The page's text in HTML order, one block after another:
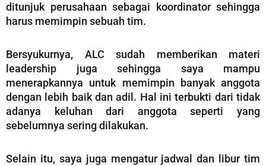
ditunjuk perusahaan sebagai koordinator sehingga
harus memimpin sebuah tim.
Bersyukurnya, ALC sudah memberikan materi
leadership juga sehingga saya mampu
menerapkannya untuk memimpin banyak anggota
dengan lebih baik dan adil. Hal ini terbukti dari tidak
adanya keluhan dari anggota seperti yang
sebelumnya sering dilakukan.
Selain itu, saya juga mengatur jadwal dan libur tim